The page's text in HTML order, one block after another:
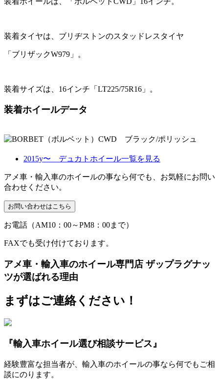
装着タイヤは、ブリヂストンのスタッドレスタイヤ
「ブリザックW979」。
装着サイズは、16インチ「LT225/75R16」。
装着ホイールデータ
2015y〜 デュカトホイール一覧を見る
アメ車・輸入車のホイールの事なら何でも、お気軽にお問い
合わせください。
お電話（AM10：00～PM8：00まで）
FAXでも受け付けております。
アメ車・輸入車のホイール専門店 ザップラグナッ
ツが選ばれる理由
まずはご連絡ください！
『輸入車ホイール選び相談サービス』
経験豊富な担当者が、輸入車のホイールの事なら何でもご相
談にのります。